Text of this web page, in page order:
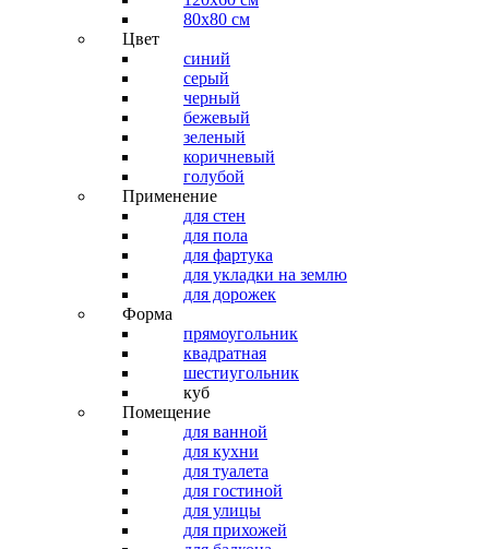
80x80 см
Цвет
синий
серый
черный
бежевый
зеленый
коричневый
голубой
Применение
для стен
для пола
для фартука
для укладки на землю
для дорожек
Форма
прямоугольник
квадратная
шестиугольник
куб
Помещение
для ванной
для кухни
для туалета
для гостиной
для улицы
для прихожей